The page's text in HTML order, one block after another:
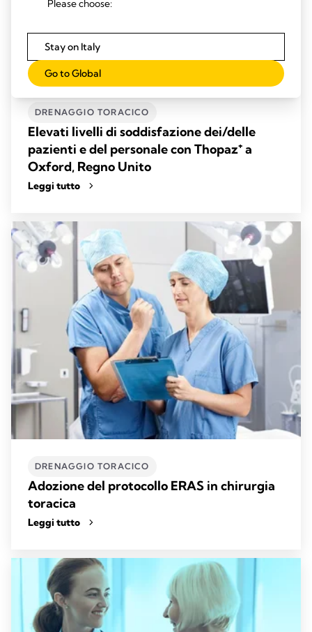
DRENAGGIO TORACICO
Elevati livelli di soddisfazione dei/delle
pazienti e del personale con Thopaz⁺ a
Oxford, Regno Unito
Leggi tutto
DRENAGGIO TORACICO
Adozione del protocollo ERAS in chirurgia
toracica
Leggi tutto
Please choose:
Stay on Italy
Go to Global